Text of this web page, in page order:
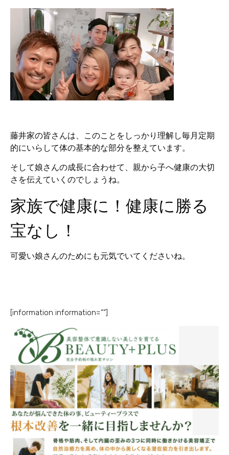
藤井家の皆さんは、このことをしっかり理解し毎月定期
的にいらして体の基本的な部分を整えています。
そして娘さんの成長に合わせて、親から子へ健康の大切
さを伝えていくのでしょうね。
家族で健康に！健康に勝る
宝なし！
可愛い娘さんのためにも元気でいてくださいね。
[information information=””]